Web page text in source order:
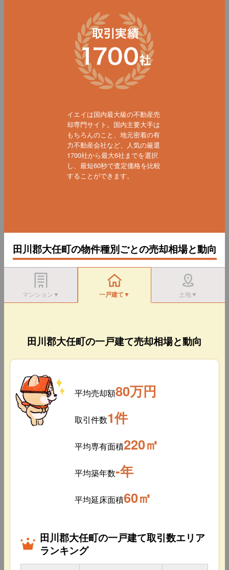
イエイは国内最大級の不動産売
却専門サイト。国内主要大手は
もちろんのこと、地元密着の有
力不動産会社など、人気の厳選
1700社から最大6社までを選択
し、最短60秒で査定価格を比較
することができます。
田川郡大任町の物件種別ごとの売却相場と動向
マンション▼ 一戸建て▼ 土地▼
田川郡大任町の一戸建て売却相場と動向
平均売却額80万円
取引件数1件
平均専有面積220㎡
平均築年数-年
平均延床面積60㎡
田川郡大任町の一戸建て取引数エリア
ランキング